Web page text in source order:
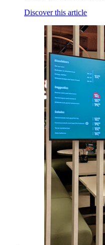
Discover this article